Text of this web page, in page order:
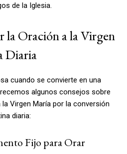
de la Iglesia.
Oración a la Virgen
Diaria
cuando se convierte en una
algunos consejos sobre
Virgen María por la conversión
diaria:
Fijo para Orar